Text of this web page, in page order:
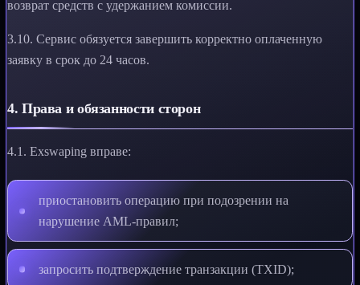
возврат средств с удержанием комиссии.
3.10. Сервис обязуется завершить корректно оплаченную
заявку в срок до 24 часов.
4. Права и обязанности сторон
4.1. Exswaping вправе:
приостановить операцию при подозрении на
нарушение AML-правил;
запросить подтверждение транзакции (TXID);